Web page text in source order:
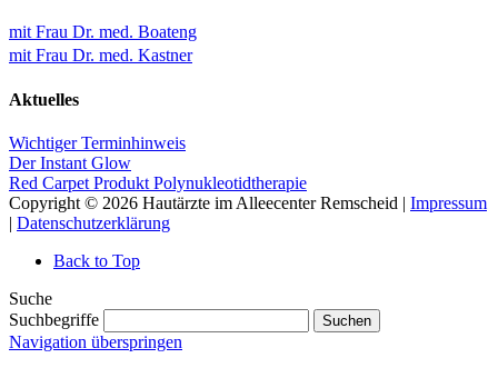
mit Frau Dr. med. Boateng
mit Frau Dr. med. Kastner
Aktuelles
Wichtiger Terminhinweis
Der Instant Glow
Red Carpet Produkt Polynukleotidtherapie
Copyright © 2026 Hautärzte im Alleecenter Remscheid | Impressum
| Datenschutzerklärung
Back to Top
Suche
Suchbegriffe
Suchen
Navigation überspringen